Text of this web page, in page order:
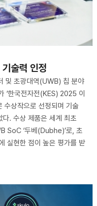
술력 인정
및 초광대역(UWB) 칩 분야
‘한국전자전(KES) 2025 이
수상작으로 선정되며 기술
. 수상 제품은 세계 최초
SoC ‘두베(Dubhe)’로, 초
실현한 점이 높은 평가를 받